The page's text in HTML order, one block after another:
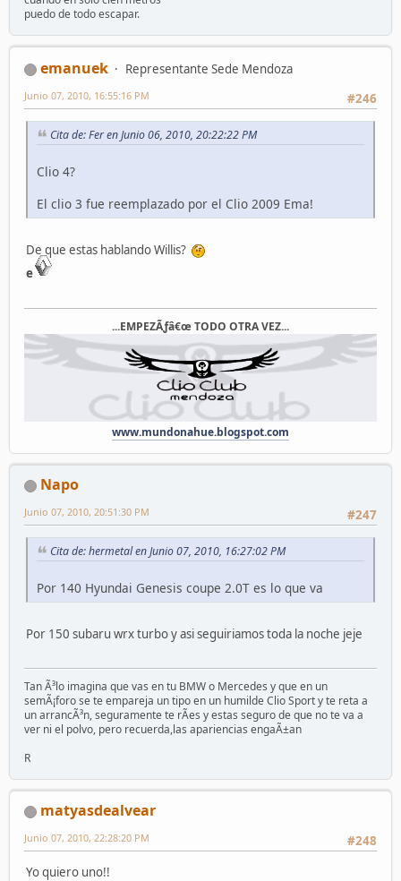
puedo de todo escapar.
emanuek
Representante Sede Mendoza
#246
Junio 07, 2010, 16:55:16 PM
Cita de: Fer en Junio 06, 2010, 20:22:22 PM
Clio 4?
El clio 3 fue reemplazado por el Clio 2009 Ema!
De que estas hablando Willis?
e
...EMPEZÃƒâ€œ TODO OTRA VEZ...
www.mundonahue.blogspot.com
Napo
#247
Junio 07, 2010, 20:51:30 PM
Cita de: hermetal en Junio 07, 2010, 16:27:02 PM
Por 140 Hyundai Genesis coupe 2.0T es lo que va
Por 150 subaru wrx turbo y asi seguiriamos toda la noche jeje
Tan Ã³lo imagina que vas en tu BMW o Mercedes y que en un
semÃ¡foro se te empareja un tipo en un humilde Clio Sport y te reta a
un arrancÃ³n, seguramente te rÃ­es y estas seguro de que no te va a
ver ni el polvo, pero recuerda,las apariencias engaÃ±an
R
matyasdealvear
#248
Junio 07, 2010, 22:28:20 PM
Yo quiero uno!!